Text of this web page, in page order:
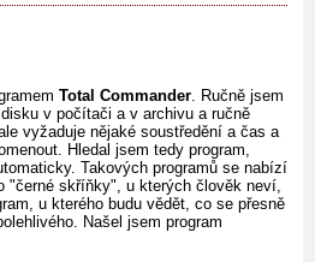
Total Commander . Ručně jsem
v počítači a v archivu a ručně
vyžaduje nějaké soustředění a čas a
Hledal jsem tedy program,
Takových programů se nabízí
"černé skříňky", u kterých člověk neví,
u kterého budu vědět, co se přesně
Našel jsem program